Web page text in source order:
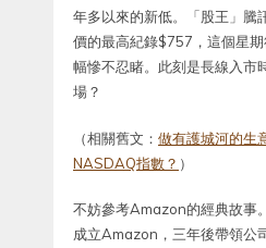
年多以來的新低。「股王」騰
價的最高紀錄$757，這個星
幅慘不忍睹。此刻是長線入市
場？
（相關舊文： 做有護城河的生
NASDAQ指數？ ）
不妨參考Amazon的經典故事
成立Amazon，三年後帶領公